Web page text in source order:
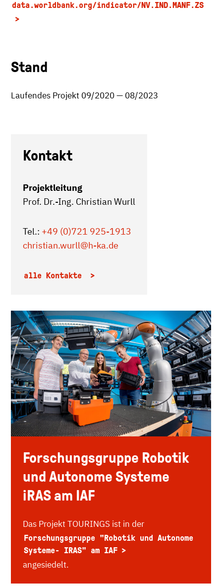
data.worldbank.org/indicator/NV.IND.MANF.ZS
Stand
Laufendes Projekt 09/2020 — 08/2023
Kontakt
Projektleitung
Prof. Dr.-Ing. Christian Wurll
Tel.: +49 (0)721 925-1913
christian.wurll@h-ka.de
alle Kontakte
Forschungsgruppe Robotik
und Autonome Systeme
iRAS am IAF
Das Projekt TOURINGS ist in der
Forschungsgruppe "Robotik und Autonome
Systeme- IRAS" am IAF
angesiedelt.